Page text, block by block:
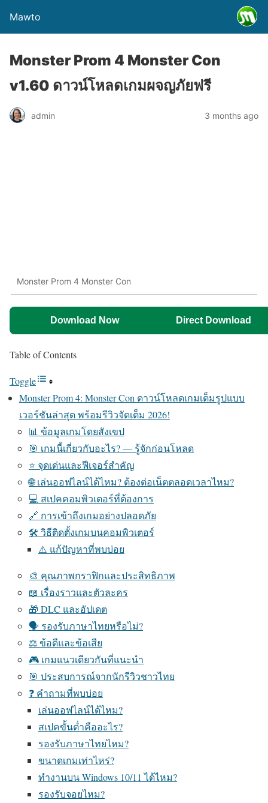
Mawto
Monster Prom 4 Monster Con
v1.60 ดาวน์โหลดเกมผจญภัยฟรี
admin 3 months ago
Monster Prom 4 Monster Con
Download Now Direct Download
Table of Contents
Toggle
Monster Prom 4: Monster Con ดาวน์โหลดเกมเต็มรูปแบบ
เวอร์ชันล่าสุด พร้อมรีวิวจัดเต็ม 2026!
📊 ข้อมูลเกมโดยสังเขป
🎯 เกมนี้เกี่ยวกับอะไร? — รู้จักก่อนโหลด
⭐ จุดเด่นและฟีเจอร์สำคัญ
🌐 เล่นออฟไลน์ได้ไหม? ต้องต่อเน็ตตลอดเวลาไหม?
💻 สเปคคอมพิวเตอร์ที่ต้องการ
🔗 การเข้าถึงเกมอย่างปลอดภัย
🛠️ วิธีติดตั้งเกมบนคอมพิวเตอร์
⚠️ แก้ปัญหาที่พบบ่อย
🎨 คุณภาพกราฟิกและประสิทธิภาพ
📖 เรื่องราวและตัวละคร
🎁 DLC และอัปเดต
🗣️ รองรับภาษาไทยหรือไม่?
⚖️ ข้อดีและข้อเสีย
🎮 เกมแนวเดียวกันที่แนะนำ
🎯 ประสบการณ์จากนักรีวิวชาวไทย
❓ คำถามที่พบบ่อย
เล่นออฟไลน์ได้ไหม?
สเปคขั้นต่ำคืออะไร?
รองรับภาษาไทยไหม?
ขนาดเกมเท่าไหร่?
ทำงานบน Windows 10/11 ได้ไหม?
รองรับจอยไหม?